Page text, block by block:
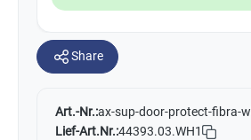
Share
Art.-Nr.:ax-sup-door-protect-fibra-w
Lief-Art.Nr.:44393.03.WH1